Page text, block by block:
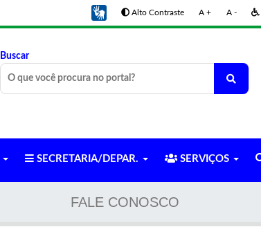
Alto Contraste A + A -
Buscar
SECRETARIA/DEPAR. SERVIÇOS
FALE CONOSCO